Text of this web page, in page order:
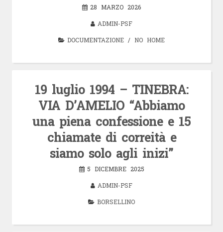
28 MARZO 2026
ADMIN-PSF
DOCUMENTAZIONE / NO HOME
19 luglio 1994 – TINEBRA:
VIA D’AMELIO “Abbiamo
una piena confessione e 15
chiamate di correità e
siamo solo agli inizi”
5 DICEMBRE 2025
ADMIN-PSF
BORSELLINO